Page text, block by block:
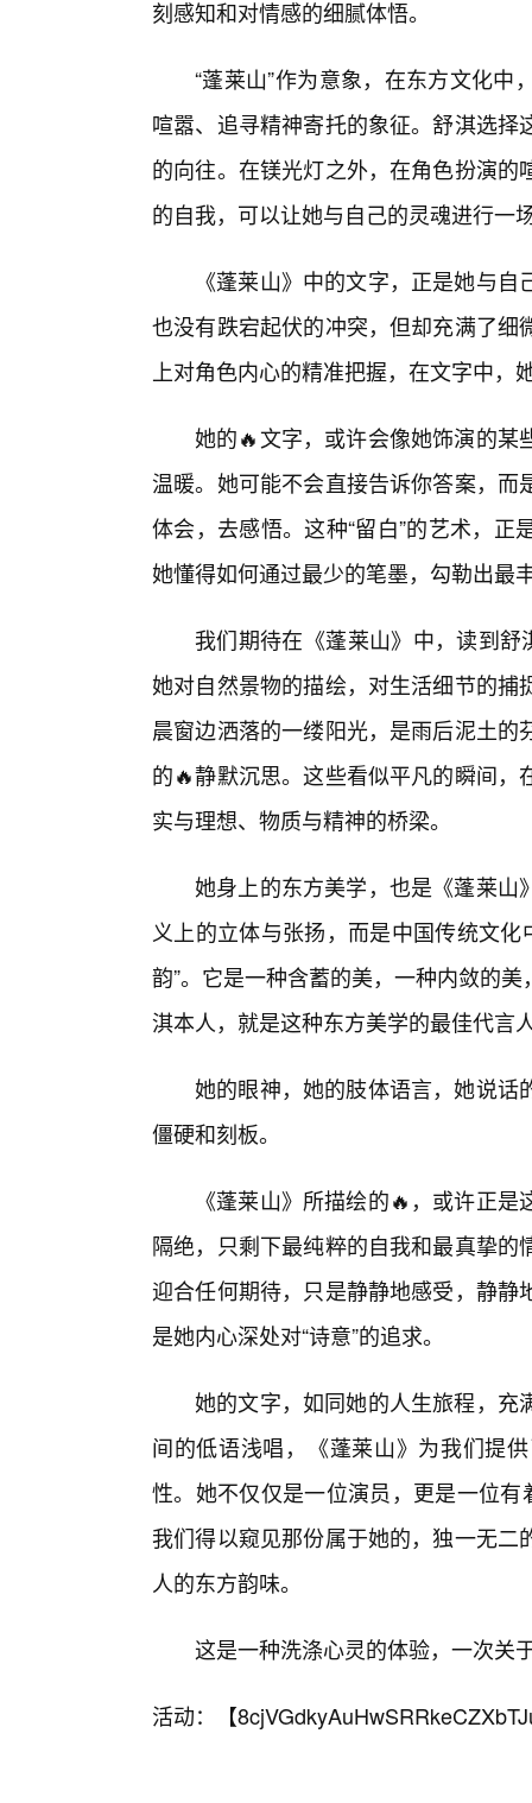
刻感知和对情感的细腻体悟。
“蓬莱山”作为意象，在东方文化
喧嚣、追寻精神寄托的象征。舒淇选
的向往。在镁光灯之外，在角色扮演
的自我，可以让她与自己的灵魂进行一
《蓬莱山》中的文字，正是她与
也没有跌宕起伏的冲突，但却充满了
上对角色内心的精准把握，在文字中
她的🔥文字，或许会像她饰演的某
温暖。她可能不会直接告诉你答案，
体会，去感悟。这种“留白”的艺术，
她懂得如何通过最少的笔墨，勾勒出最
我们期待在《蓬莱山》中，读到舒
她对自然景物的描绘，对生活细节的
晨窗边洒落的一缕阳光，是雨后泥土
的🔥静默沉思。这些看似平凡的瞬间
实与理想、物质与精神的桥梁。
她身上的东方美学，也是《蓬莱山
义上的立体与张扬，而是中国传统文化
韵”。它是一种含蓄的美，一种内敛的
淇本人，就是这种东方美学的最佳代言
她的眼神，她的肢体语言，她说话
僵硬和刻板。
《蓬莱山》所描绘的🔥，或许正
隔绝，只剩下最纯粹的自我和最真挚
迎合任何期待，只是静静地感受，静
是她内心深处对“诗意”的追求。
她的文字，如同她的人生旅程，充
间的低语浅唱，《蓬莱山》为我们提
性。她不仅仅是一位演员，更是一位
我们得以窥见那份属于她的，独一无
人的东方韵味。
这是一种洗涤心灵的体验，一次关
活动：【